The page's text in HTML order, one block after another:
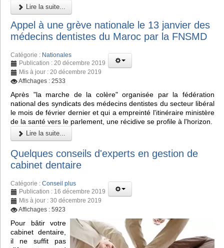
Lire la suite...
Appel à une grève nationale le 13 janvier des
médecins dentistes du Maroc par la FNSMD
Catégorie : Nationales
Publication : 20 décembre 2019
Mis à jour : 20 décembre 2019
Affichages : 2533
Après "la marche de la colère" organisée par la fédération
national des syndicats des médecins dentistes du secteur libéral
le mois de février dernier et qui a empreinté l'itinéraire ministère
de la santé vers le parlement, une récidive se profile à l'horizon.
Lire la suite...
Quelques conseils d'experts en gestion de
cabinet dentaire
Catégorie : Conseil plus
Publication : 16 décembre 2019
Mis à jour : 30 décembre 2019
Affichages : 5923
Pour bâtir votre
cabinet dentaire,
il ne suffit pas